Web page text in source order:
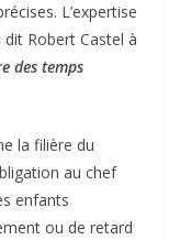
L’expertise
Robert Castel à
des temps
la filière du
au chef
enfants
ou de retard